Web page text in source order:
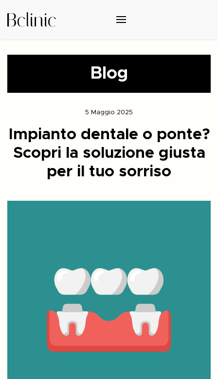
Blog
5 Maggio 2025
Impianto dentale o ponte?
Scopri la soluzione giusta
per il tuo sorriso